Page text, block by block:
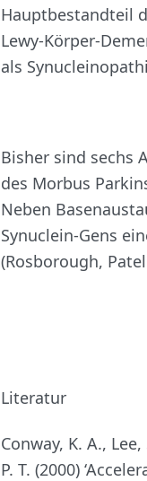
Hauptbestandteil
Lewy-Körper-
als
Bisher sind sechs
des Morbus
Neben
Synuclein-Gens
(Rosborough,
Literatur
Conway, K. A.,
P. T. (2000)